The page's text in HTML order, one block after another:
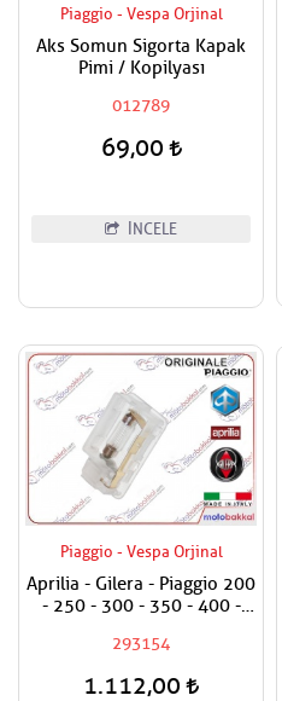
Piaggio - Vespa Orjinal
Aks Somun Sigorta Kapak
Pimi / Kopilyası
012789
69,00
İNCELE
Piaggio - Vespa Orjinal
Aprilia - Gilera - Piaggio 200
- 250 - 300 - 350 - 400 -
293154
1.112,00